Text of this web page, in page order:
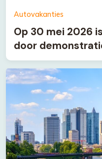
Autovakanties
Op 30 mei 2026
door